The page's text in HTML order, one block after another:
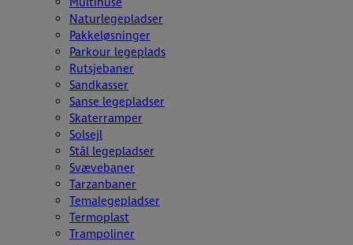
Naturlegepladser
Pakkeløsninger
Parkour legeplads
Rutsjebaner
Sandkasser
Sanse legepladser
Skaterramper
Solsejl
Stål legepladser
Svævebaner
Tarzanbaner
Temalegepladser
Termoplast
Trampoliner